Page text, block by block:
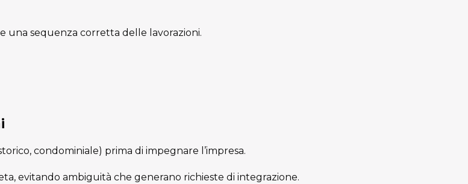
una sequenza corretta delle lavorazioni.
condominiale) prima di impegnare l’impresa.
evitando ambiguità che generano richieste di integrazione.